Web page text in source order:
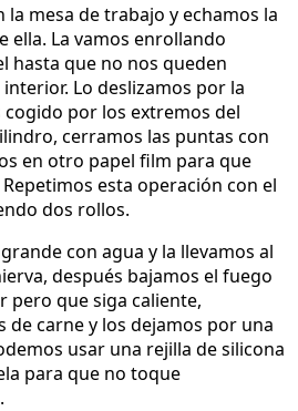
la mesa de trabajo y echamos la
ella. La vamos enrollando
hasta que no nos queden
Lo deslizamos por la
cogido por los extremos del
cerramos las puntas con
en otro papel film para que
esta operación con el
dos rollos.
con agua y la llevamos al
después bajamos el fuego
pero que siga caliente,
carne y los dejamos por una
usar una rejilla de silicona
para que no toque